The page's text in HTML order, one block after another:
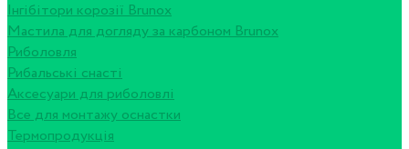
Інгібітори корозії Brunox
Мастила для догляду за карбоном Brunox
Риболовля
Рибальські снасті
Аксесуари для риболовлі
Все для монтажу оснастки
Термопродукція